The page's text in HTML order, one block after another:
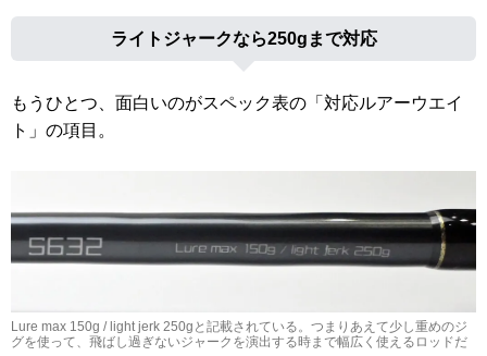
ライトジャークなら250gまで対応
もうひとつ、面白いのがスペック表の「対応ルアーウエイ
ト」の項目。
Lure max 150g / light jerk 250gと記載されている。つまりあえて少し重めのジ
グを使って、飛ばし過ぎないジャークを演出する時まで幅広く使えるロッドだ